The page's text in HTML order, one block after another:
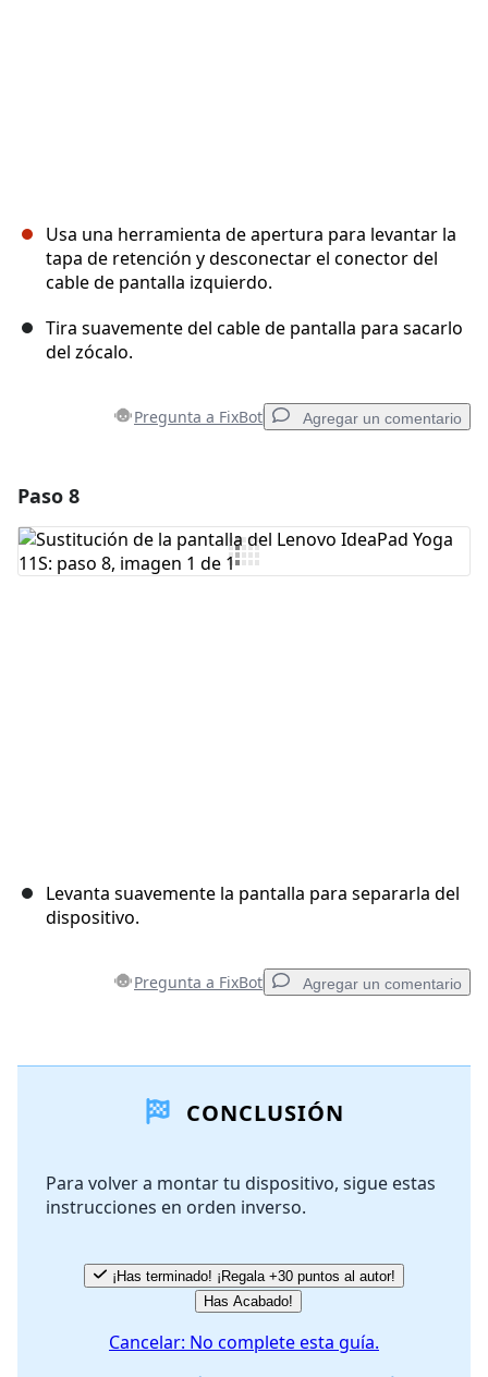
Usa una herramienta de apertura para levantar la
tapa de retención y desconectar el conector del
cable de pantalla izquierdo.
Tira suavemente del cable de pantalla para sacarlo
del zócalo.
Pregunta a FixBot Agregar un comentario
Agregar Comentario
Paso 8
Levanta suavemente la pantalla para separarla del
dispositivo.
Pregunta a FixBot Agregar un comentario
Agregar Comentario
Cancelar
CONCLUSIÓN
Para volver a montar tu dispositivo, sigue estas
instrucciones en orden inverso.
¡Has terminado! ¡Regala +30 puntos al autor!
Has Acabado!
Cancelar: No complete esta guía.